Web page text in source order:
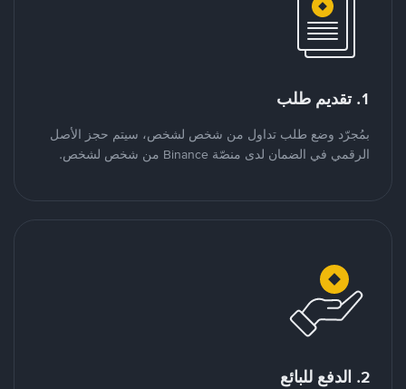
1. تقديم طلب
بمُجرّد وضع طلب تداول من شخص لشخص، سيتم حجز الأصل
الرقمي في الضمان لدى منصّة Binance من شخص لشخص.
2. الدفع للبائع